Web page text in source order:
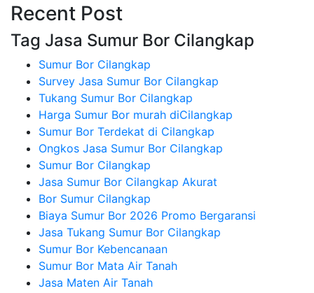
Recent Post
Tag Jasa Sumur Bor Cilangkap
Sumur Bor Cilangkap
Survey Jasa Sumur Bor Cilangkap
Tukang Sumur Bor Cilangkap
Harga Sumur Bor murah diCilangkap
Sumur Bor Terdekat di Cilangkap
Ongkos Jasa Sumur Bor Cilangkap
Sumur Bor Cilangkap
Jasa Sumur Bor Cilangkap Akurat
Bor Sumur Cilangkap
Biaya Sumur Bor 2026 Promo Bergaransi
Jasa Tukang Sumur Bor Cilangkap
Sumur Bor Kebencanaan
Sumur Bor Mata Air Tanah
Jasa Maten Air Tanah